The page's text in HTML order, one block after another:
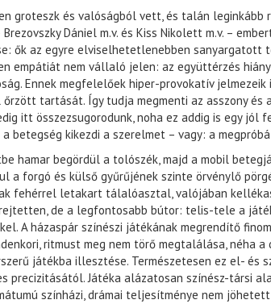
groteszk és valóságból vett, és talán leginkább
Dániel m.v. és Kiss Nikolett m.v. –
ők az egyre elviselhetetlenebben
empátiát nem vállaló jelen: az együttérzés
Ennek megfelelőek hiper-provokatív
tartását. Így tudja megmenti az asszony és
itt összezsugorodunk, noha ez addig is egy
a betegség kikezdi a szerelmet – vagy: a
hamar begördül a tolószék, majd a mobil
a forgó és külső gyűrűjének szinte örvénylő
fehérrel letakart tálalóasztal, valójában
de a legfontosabb bútor: telis-tele a
A házaspár színészi játékának megrendítő
ritmust meg nem törő megtalálása, néha
játékba illesztése. Természetesen ez el- és
precizitásától. Játéka alázatosan színész-társi
színházi, drámai teljesítménye nem